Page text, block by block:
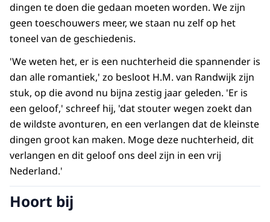
dingen te doen die gedaan moeten wor­den. We zijn
geen toe­schou­wers meer, we staan nu zelf op het
toneel van de geschie­denis.
'We weten het, er is een nuchterheid die spannender is
dan alle romantiek,' zo besloot H.M. van Randwijk zijn
stuk, op die avond nu bijna zestig jaar geleden. 'Er is
een geloof,' schreef hij, 'dat stouter wegen zoekt dan
de wildste avonturen, en een verlangen dat de kleinste
dingen groot kan maken. Moge deze nuchterheid, dit
verlangen en dit geloof ons deel zijn in een vrij
Nederland.'
Hoort bij